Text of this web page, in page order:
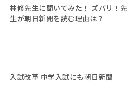
林修先生に聞いてみた！ ズバリ！先
生が朝日新聞を読む理由は？
入試改革 中学入試にも朝日新聞